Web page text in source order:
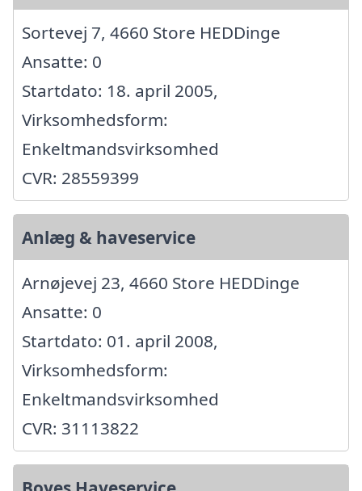
Sortevej 7, 4660 Store HEDDinge
Ansatte: 0
Startdato: 18. april 2005,
Virksomhedsform:
Enkeltmandsvirksomhed
CVR: 28559399
Anlæg & haveservice
Arnøjevej 23, 4660 Store HEDDinge
Ansatte: 0
Startdato: 01. april 2008,
Virksomhedsform:
Enkeltmandsvirksomhed
CVR: 31113822